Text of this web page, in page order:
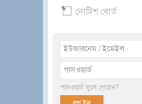
নোটিশ বোর্ড
পাসওয়ার্ড ভুলে গেছেন?